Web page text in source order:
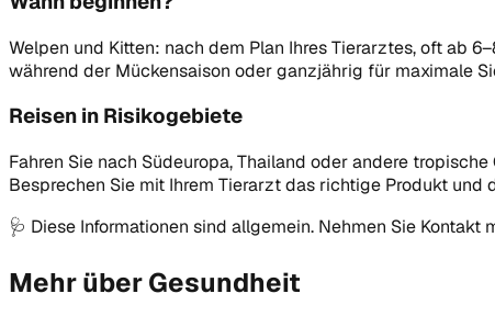
Welpen und Kitten: nach dem Plan Ihres Tierarztes, oft ab
während der Mückensaison oder ganzjährig für maximale
Reisen in Risikogebiete
Fahren Sie nach Südeuropa, Thailand oder andere
Besprechen Sie mit Ihrem Tierarzt das richtige Produkt und
🩺 Diese Informationen sind allgemein. Nehmen Sie
Mehr über Gesundheit